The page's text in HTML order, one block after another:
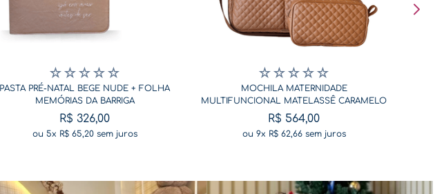
☆☆☆☆☆
PASTA PRÉ-NATAL BEGE NUDE + FOLHA
MEMÓRIAS DA BARRIGA
R$ 326,00
ou 5x R$ 65,20sem juros
☆☆☆☆☆
MOCHILA MATERNIDADE
MULTIFUNCIONAL MATELASSÊ CARAMELO
R$ 564,00
ou 9x R$ 62,66sem juros